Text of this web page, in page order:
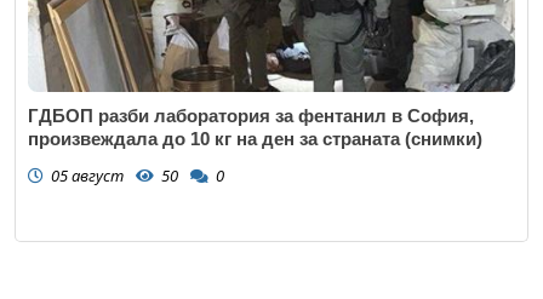
ГДБОП разби лаборатория за фентанил в София,
произвеждала до 10 кг на ден за страната (снимки)
05 август 50 0